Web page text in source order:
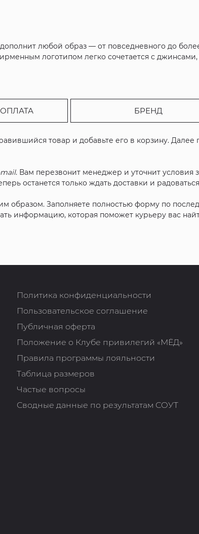
любой образ — от повседневного до
логотипом легко сочетается с
БРЕНД
товар и добавьте его в корзину. Далее
. Вам перезвонит менеджер и уточнит условия
останется только ждать доставки и
Заполняете полностью форму по
информацию, которая поможет курьеру вас
Политика конфиденциальности
Пользовательское соглашение
Публичная оферта
Положение о Клубе привилегий «МЁД»
Правила программы лояльности
Таблица размеров
Частые вопросы
Сводные данные по результатам СОУТ